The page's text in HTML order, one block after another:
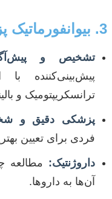
3. بیوانفورماتیک پزشکی و سلامت شخصی
تشخیص و
پیش‌بینی‌کننده
ترانسکریپتومیک و
پزشکی دقیق و
فردی برای تعیین
داروژنتیک: مطالعه
آن‌ها به داروها.